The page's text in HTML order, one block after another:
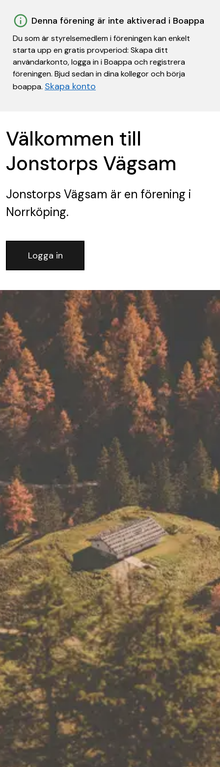
Denna förening är inte aktiverad i Boappa
Du som är styrelsemedlem i föreningen kan enkelt
starta upp en gratis provperiod: Skapa ditt
användarkonto, logga in i Boappa och registrera
föreningen. Bjud sedan in dina kollegor och börja
boappa. Skapa konto
Välkommen till
Jonstorps Vägsam
Jonstorps Vägsam är en förening i
Norrköping.
Logga in